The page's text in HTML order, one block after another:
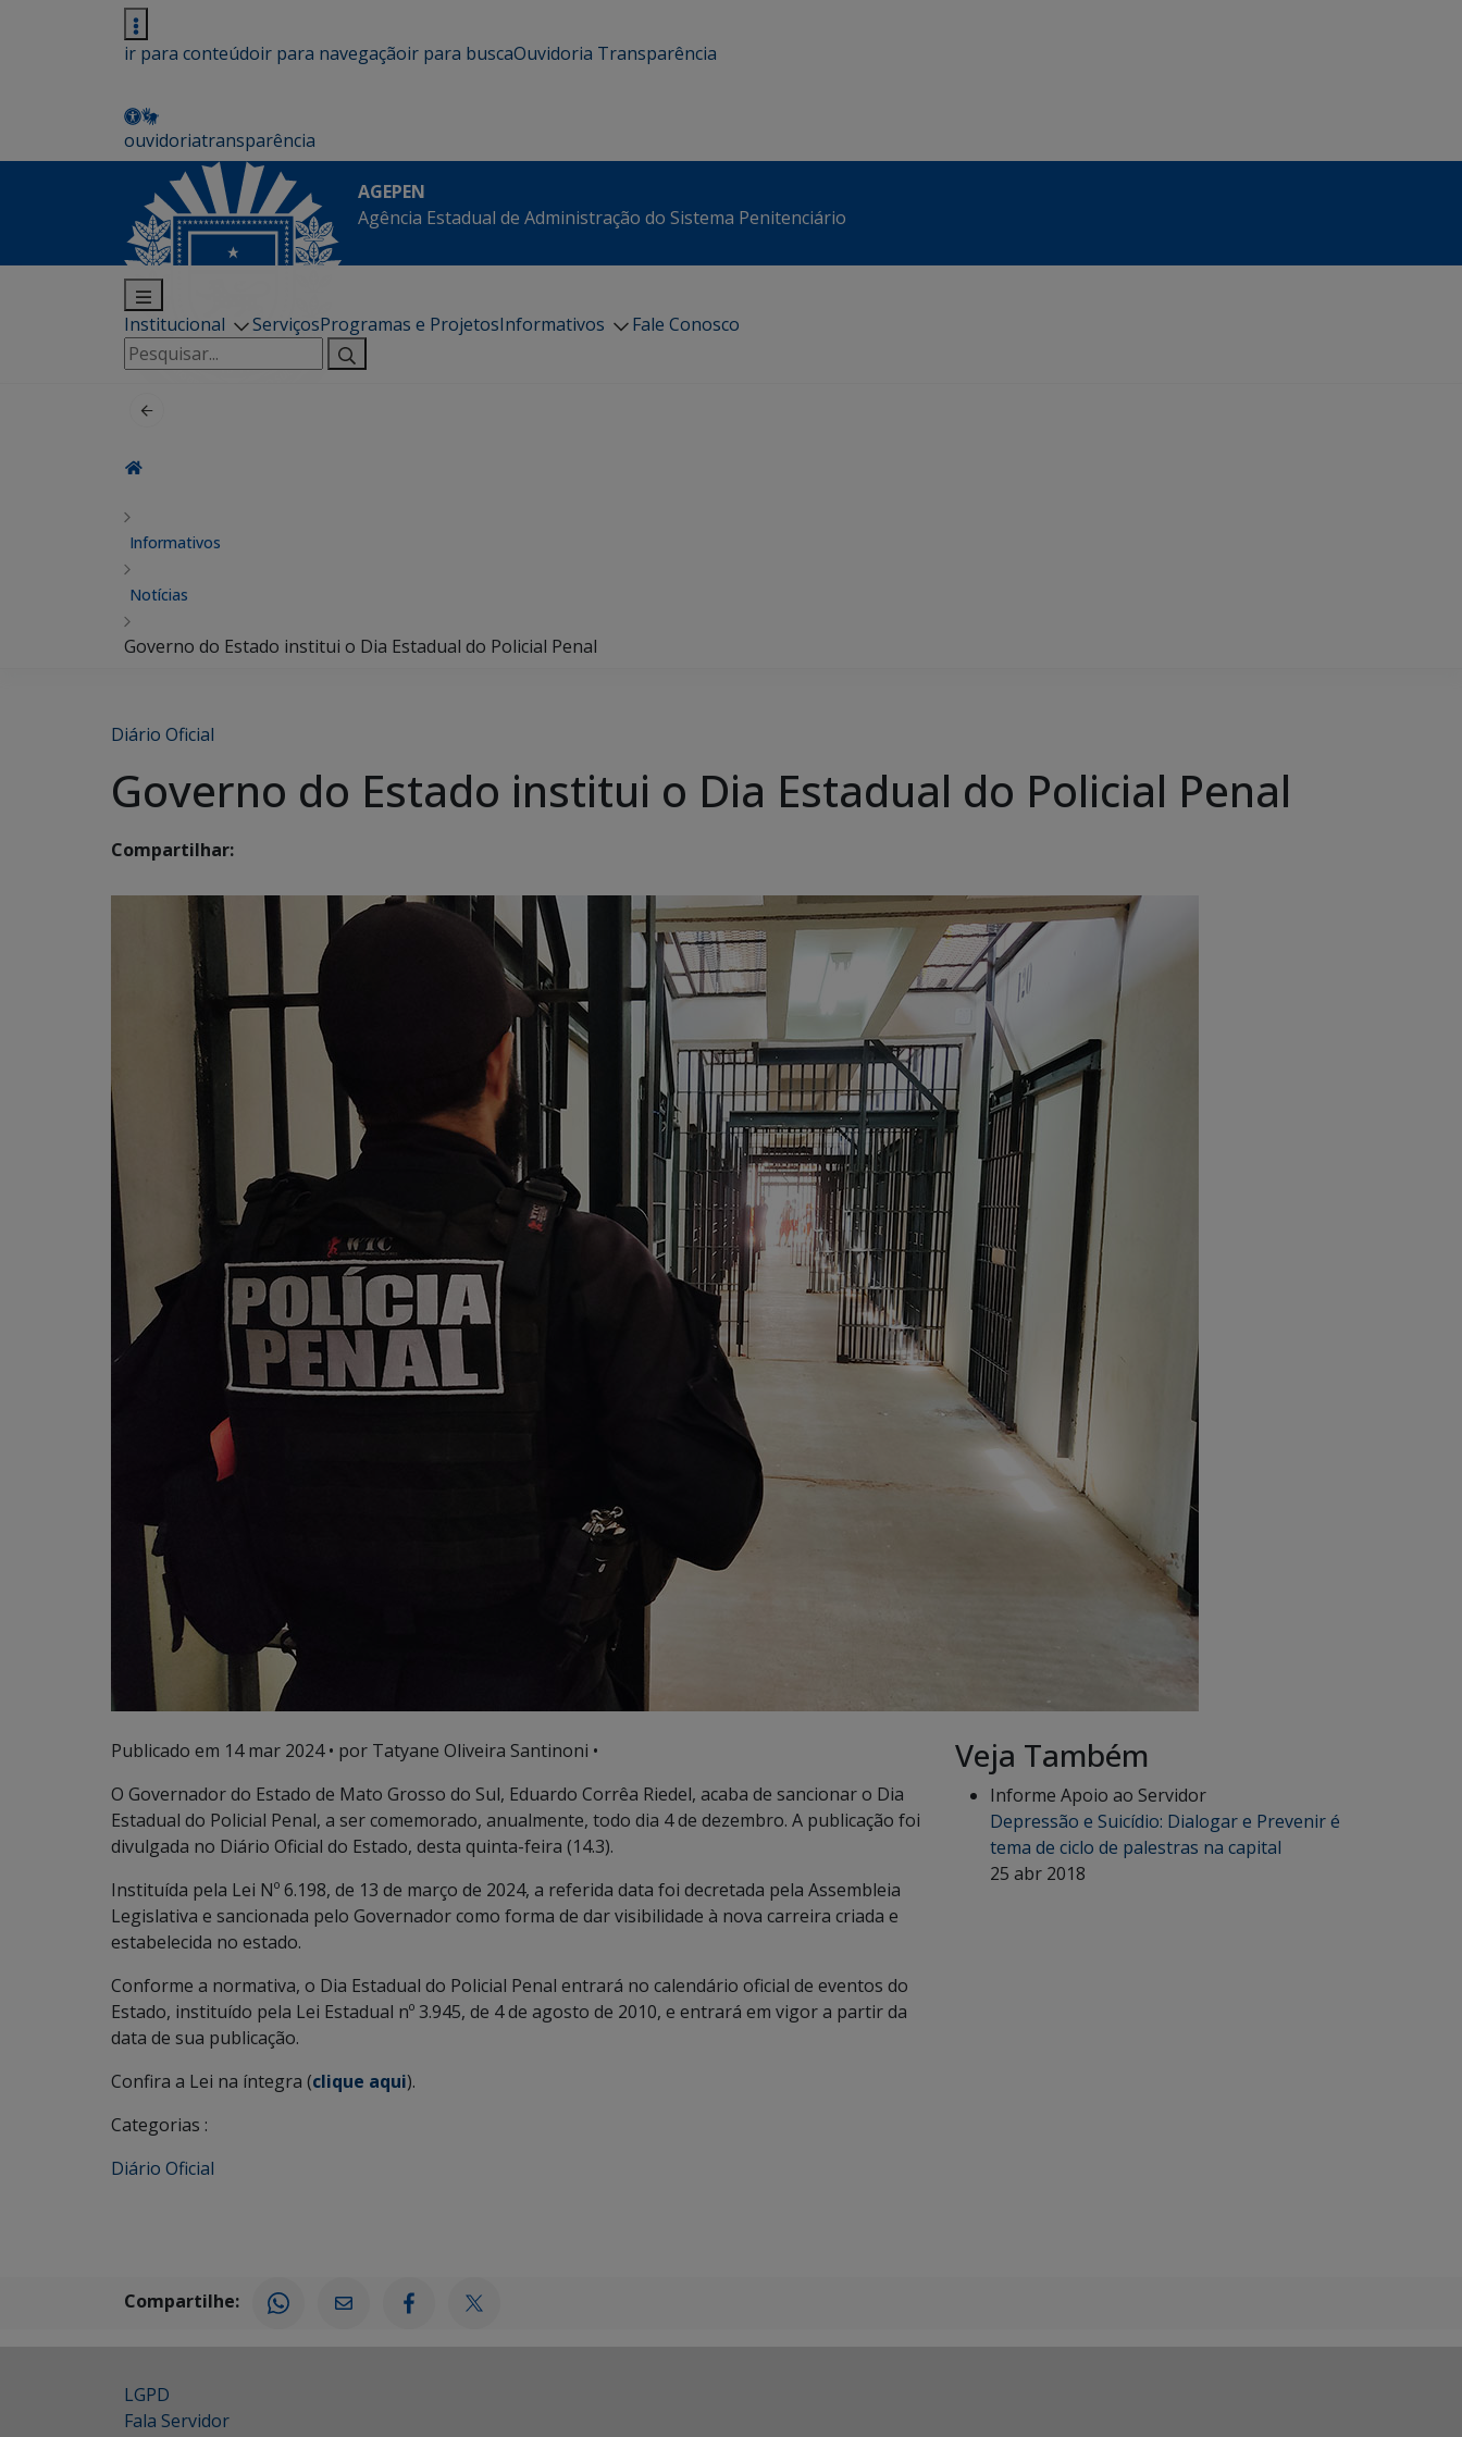
ir para conteúdoir para navegaçãoir para buscaOuvidoria Transparência
ouvidoriatransparência
AGEPEN
Agência Estadual de Administração do Sistema Penitenciário
Institucional ServiçosProgramas e ProjetosInformativos
Fale Conosco
Pesquisar
por:
Informativos
Notícias
Governo do Estado institui o Dia Estadual do Policial Penal
Diário Oficial
Governo do Estado institui o Dia Estadual do Policial Penal
Compartilhar:
Publicado em 14 mar 2024• por Tatyane Oliveira Santinoni •
O Governador do Estado de Mato Grosso do Sul, Eduardo Corrêa Riedel, acaba de sancionar o Dia
Estadual do Policial Penal, a ser comemorado, anualmente, todo dia 4 de dezembro. A publicação foi
divulgada no Diário Oficial do Estado, desta quinta-feira (14.3).
Instituída pela Lei Nº 6.198, de 13 de março de 2024, a referida data foi decretada pela Assembleia
Legislativa e sancionada pelo Governador como forma de dar visibilidade à nova carreira criada e
estabelecida no estado.
Conforme a normativa, o Dia Estadual do Policial Penal entrará no calendário oficial de eventos do
Estado, instituído pela Lei Estadual nº 3.945, de 4 de agosto de 2010, e entrará em vigor a partir da
data de sua publicação.
Confira a Lei na íntegra (clique aqui).
Categorias :
Diário Oficial
Veja Também
Informe Apoio ao Servidor
Depressão e Suicídio: Dialogar e Prevenir é
tema de ciclo de palestras na capital
25 abr 2018
Compartilhe:
LGPD
Fala Servidor